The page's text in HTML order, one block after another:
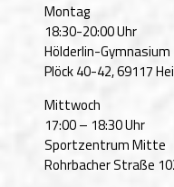
Montag
18:30-20:00 Uhr
Hölderlin-Gymnasium
Plöck 40-42, 69117
Mittwoch
17:00 – 18:30 Uhr
Sportzentrum Mitte
Rohrbacher Straße